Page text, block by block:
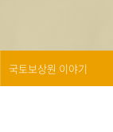
국토보상원 이야기